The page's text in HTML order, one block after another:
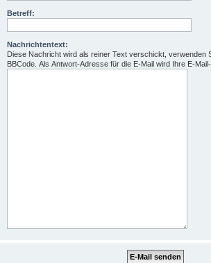
Betreff:
Nachrichtentext:
Diese Nachricht wird als reiner Text verschickt, verwenden
BBCode. Als Antwort-Adresse für die E-Mail wird Ihre E-